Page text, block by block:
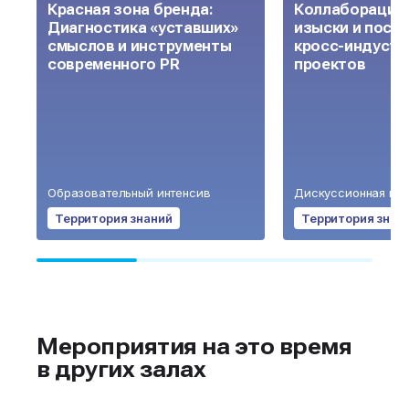
Красная зона бренда:
Диагностика «уставших»
смыслов и инструменты
современного PR
Образовательный интенсив
Территория знаний
изыски и
кросс-
проектов
Дискуссионная
Территория
Мероприятия на это время
в других залах